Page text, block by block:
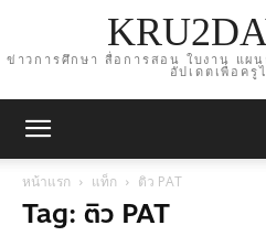
ข่าวการศึกษา สื่อการสอน ใบงาน แผ
อัปเดตเพื่อครู
หน้าแรก แท็ก ติว PAT
Tag: ติว PAT